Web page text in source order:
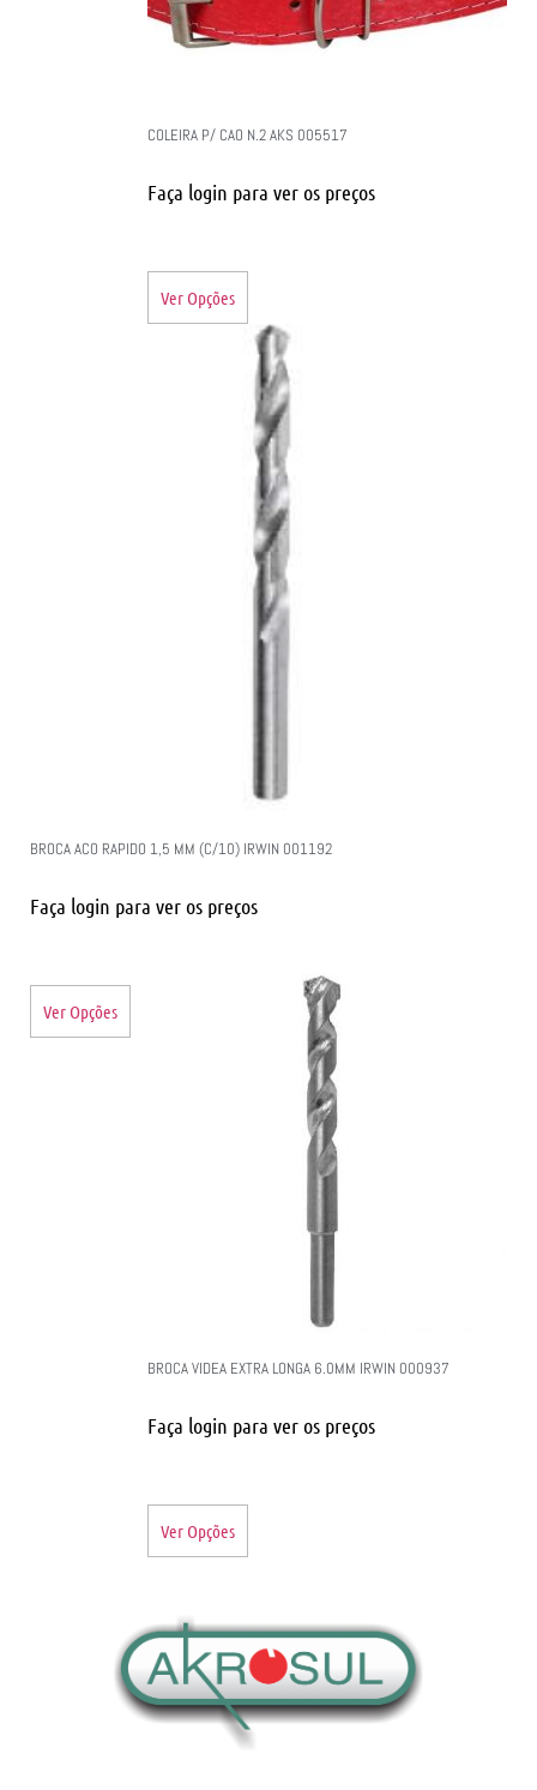
COLEIRA P/ CAO N.2 AKS 005517
Faça login para ver os preços
Ver Opções
BROCA ACO RAPIDO 1,5 MM (C/10) IRWIN 001192
Faça login para ver os preços
Ver Opções
BROCA VIDEA EXTRA LONGA 6.0MM IRWIN 000937
Faça login para ver os preços
Ver Opções